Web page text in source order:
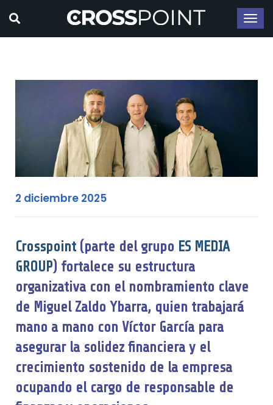
2 diciembre 2025
Crosspoint (parte del grupo ES MEDIA
GROUP) fortalece su estructura
organizativa con el nombramiento clave
de Miguel Zaldo Ybarra, quien trabajará
mano a mano con Víctor García para
asegurar la solidez financiera y el
crecimiento sostenido de la empresa
ocupando el cargo de responsable de